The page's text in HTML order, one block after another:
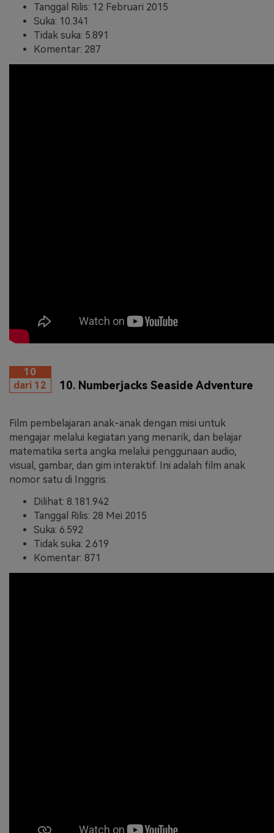
Tanggal Rilis: 12 Februari 2015
Suka: 10.341
Tidak suka: 5.891
Komentar: 287
10
dari 12
10. Numberjacks Seaside Adventure
Film pembelajaran anak-anak dengan misi untuk
mengajar melalui kegiatan yang menarik, dan belajar
matematika serta angka melalui penggunaan audio,
visual, gambar, dan gim interaktif. Ini adalah film anak
nomor satu di Inggris.
Dilihat: 8.181.942
Tanggal Rilis: 28 Mei 2015
Suka: 6.592
Tidak suka: 2.619
Komentar: 871